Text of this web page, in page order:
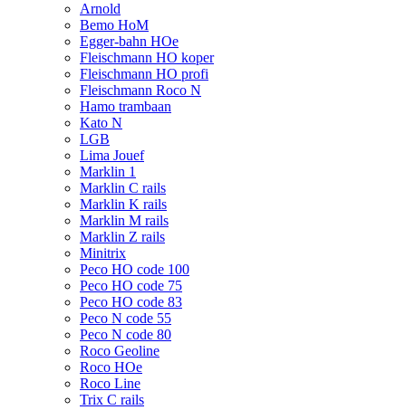
Arnold
Bemo HoM
Egger-bahn HOe
Fleischmann HO koper
Fleischmann HO profi
Fleischmann Roco N
Hamo trambaan
Kato N
LGB
Lima Jouef
Marklin 1
Marklin C rails
Marklin K rails
Marklin M rails
Marklin Z rails
Minitrix
Peco HO code 100
Peco HO code 75
Peco HO code 83
Peco N code 55
Peco N code 80
Roco Geoline
Roco HOe
Roco Line
Trix C rails